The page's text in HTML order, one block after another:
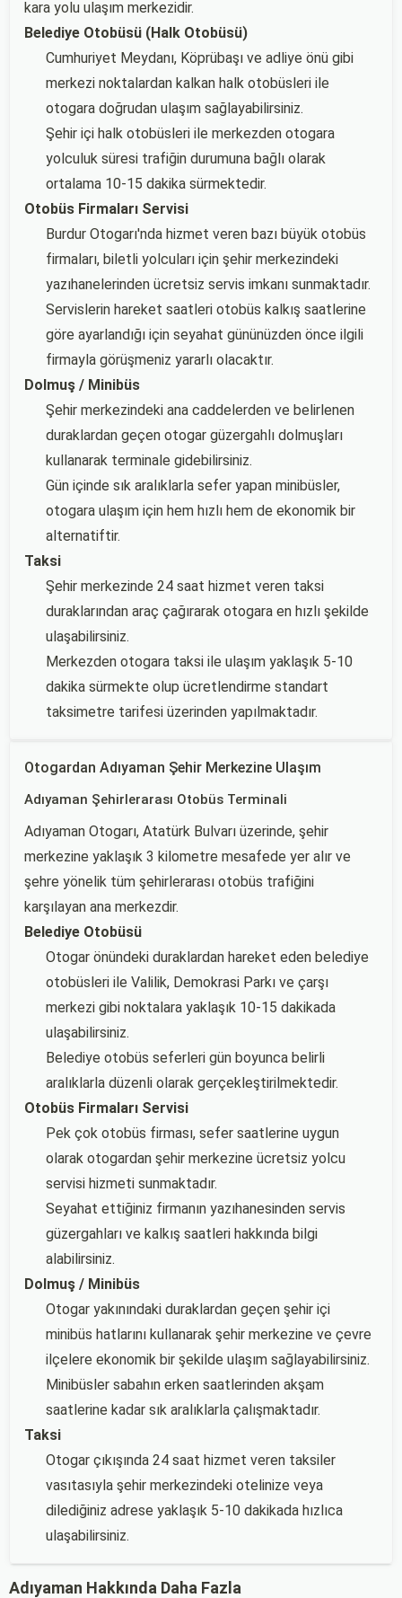
kara yolu ulaşım merkezidir.
Belediye Otobüsü (Halk Otobüsü)
Cumhuriyet Meydanı, Köprübaşı ve adliye önü gibi
merkezi noktalardan kalkan halk otobüsleri ile
otogara doğrudan ulaşım sağlayabilirsiniz.
Şehir içi halk otobüsleri ile merkezden otogara
yolculuk süresi trafiğin durumuna bağlı olarak
ortalama 10-15 dakika sürmektedir.
Otobüs Firmaları Servisi
Burdur Otogarı'nda hizmet veren bazı büyük otobüs
firmaları, biletli yolcuları için şehir merkezindeki
yazıhanelerinden ücretsiz servis imkanı sunmaktadır.
Servislerin hareket saatleri otobüs kalkış saatlerine
göre ayarlandığı için seyahat gününüzden önce ilgili
firmayla görüşmeniz yararlı olacaktır.
Dolmuş / Minibüs
Şehir merkezindeki ana caddelerden ve belirlenen
duraklardan geçen otogar güzergahlı dolmuşları
kullanarak terminale gidebilirsiniz.
Gün içinde sık aralıklarla sefer yapan minibüsler,
otogara ulaşım için hem hızlı hem de ekonomik bir
alternatiftir.
Taksi
Şehir merkezinde 24 saat hizmet veren taksi
duraklarından araç çağırarak otogara en hızlı şekilde
ulaşabilirsiniz.
Merkezden otogara taksi ile ulaşım yaklaşık 5-10
dakika sürmekte olup ücretlendirme standart
taksimetre tarifesi üzerinden yapılmaktadır.
Otogardan Adıyaman Şehir Merkezine Ulaşım
Adıyaman Şehirlerarası Otobüs Terminali
Adıyaman Otogarı, Atatürk Bulvarı üzerinde, şehir
merkezine yaklaşık 3 kilometre mesafede yer alır ve
şehre yönelik tüm şehirlerarası otobüs trafiğini
karşılayan ana merkezdir.
Belediye Otobüsü
Otogar önündeki duraklardan hareket eden belediye
otobüsleri ile Valilik, Demokrasi Parkı ve çarşı
merkezi gibi noktalara yaklaşık 10-15 dakikada
ulaşabilirsiniz.
Belediye otobüs seferleri gün boyunca belirli
aralıklarla düzenli olarak gerçekleştirilmektedir.
Otobüs Firmaları Servisi
Pek çok otobüs firması, sefer saatlerine uygun
olarak otogardan şehir merkezine ücretsiz yolcu
servisi hizmeti sunmaktadır.
Seyahat ettiğiniz firmanın yazıhanesinden servis
güzergahları ve kalkış saatleri hakkında bilgi
alabilirsiniz.
Dolmuş / Minibüs
Otogar yakınındaki duraklardan geçen şehir içi
minibüs hatlarını kullanarak şehir merkezine ve çevre
ilçelere ekonomik bir şekilde ulaşım sağlayabilirsiniz.
Minibüsler sabahın erken saatlerinden akşam
saatlerine kadar sık aralıklarla çalışmaktadır.
Taksi
Otogar çıkışında 24 saat hizmet veren taksiler
vasıtasıyla şehir merkezindeki otelinize veya
dilediğiniz adrese yaklaşık 5-10 dakikada hızlıca
ulaşabilirsiniz.
Adıyaman Hakkında Daha Fazla